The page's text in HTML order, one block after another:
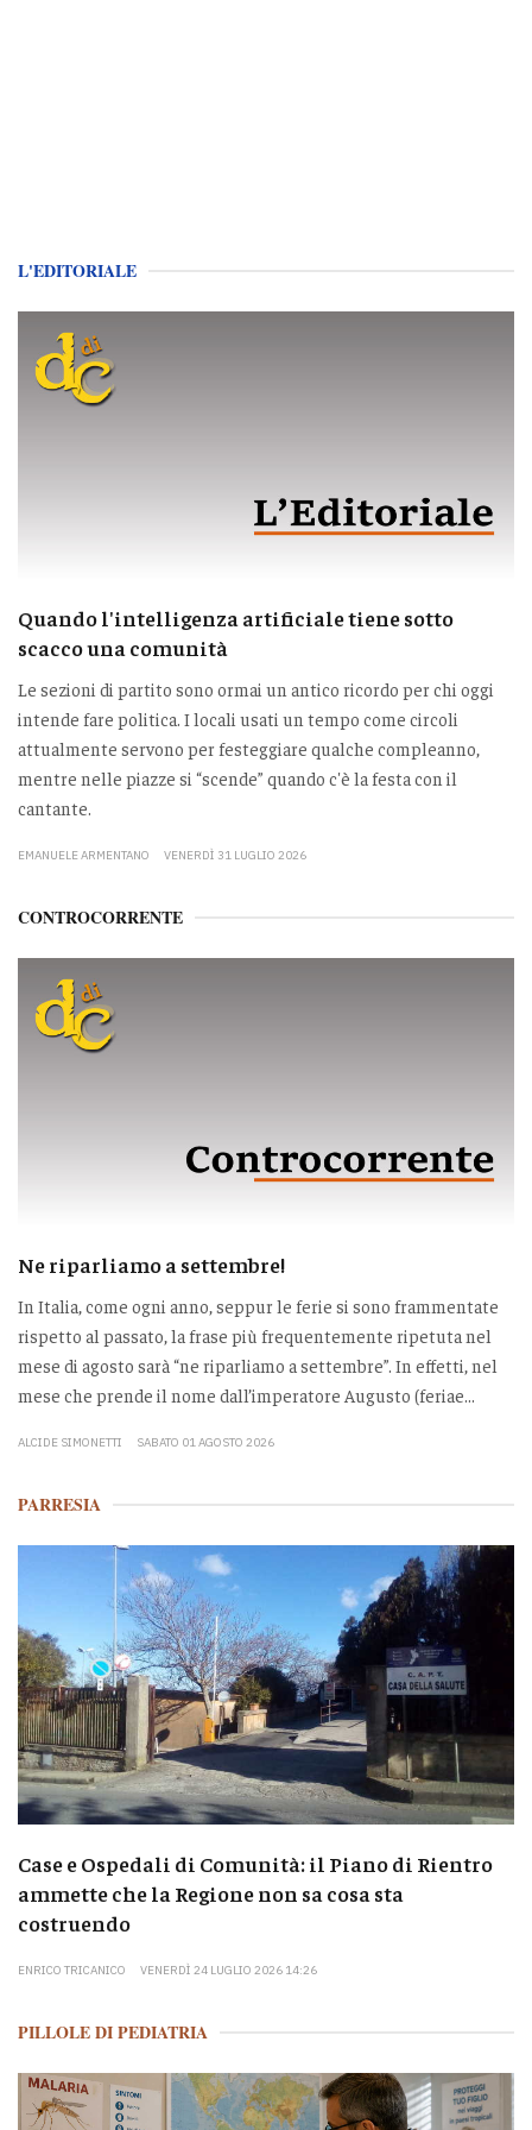
L'EDITORIALE
Quando l'intelligenza artificiale tiene sotto
scacco una comunità
Le sezioni di partito sono ormai un antico ricordo per chi oggi
intende fare politica. I locali usati un tempo come circoli
attualmente servono per festeggiare qualche compleanno,
mentre nelle piazze si “scende” quando c'è la festa con il
cantante.
EMANUELE ARMENTANO VENERDÌ 31 LUGLIO 2026
CONTROCORRENTE
Ne riparliamo a settembre!
In Italia, come ogni anno, seppur le ferie si sono frammentate
rispetto al passato, la frase più frequentemente ripetuta nel
mese di agosto sarà “ne riparliamo a settembre”. In effetti, nel
mese che prende il nome dall’imperatore Augusto (feriae...
ALCIDE SIMONETTI SABATO 01 AGOSTO 2026
PARRESIA
Case e Ospedali di Comunità: il Piano di Rientro
ammette che la Regione non sa cosa sta
costruendo
ENRICO TRICANICO VENERDÌ 24 LUGLIO 2026 14:26
PILLOLE DI PEDIATRIA